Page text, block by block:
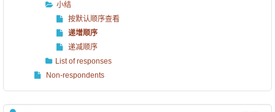
小结
按默认顺序查看
递增顺序
递减顺序
List of responses
Non-respondents